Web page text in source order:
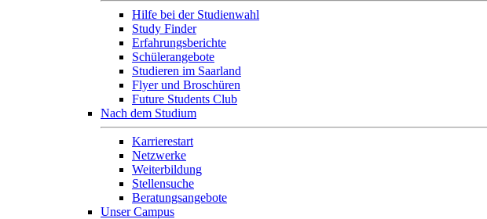
Hilfe bei der Studienwahl
Study Finder
Erfahrungsberichte
Schülerangebote
Studieren im Saarland
Flyer und Broschüren
Future Students Club
Nach dem Studium
Karrierestart
Netzwerke
Weiterbildung
Stellensuche
Beratungsangebote
Unser Campus